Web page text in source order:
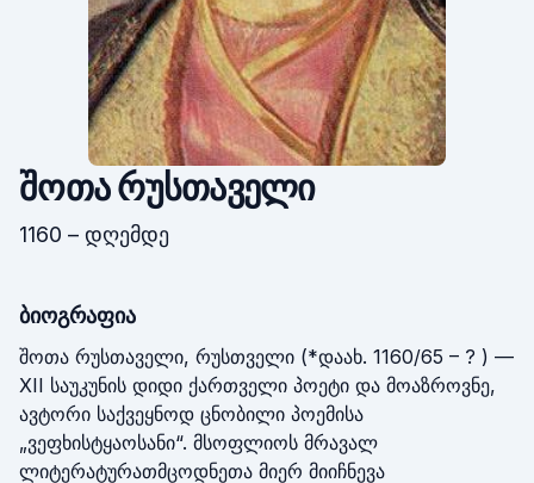
შოთა რუსთაველი
1160 – დღემდე
ბიოგრაფია
შოთა რუსთაველი, რუსთველი (*დაახ. 1160/65 – ? ) —
XII საუკუნის დიდი ქართველი პოეტი და მოაზროვნე,
ავტორი საქვეყნოდ ცნობილი პოემისა
„ვეფხისტყაოსანი“. მსოფლიოს მრავალ
ლიტერატურათმცოდნეთა მიერ მიიჩნევა